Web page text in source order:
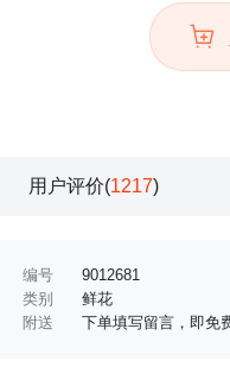
用户评价(1217)
编号
9012681
类别
鲜花
附送
下单填写留言，即免